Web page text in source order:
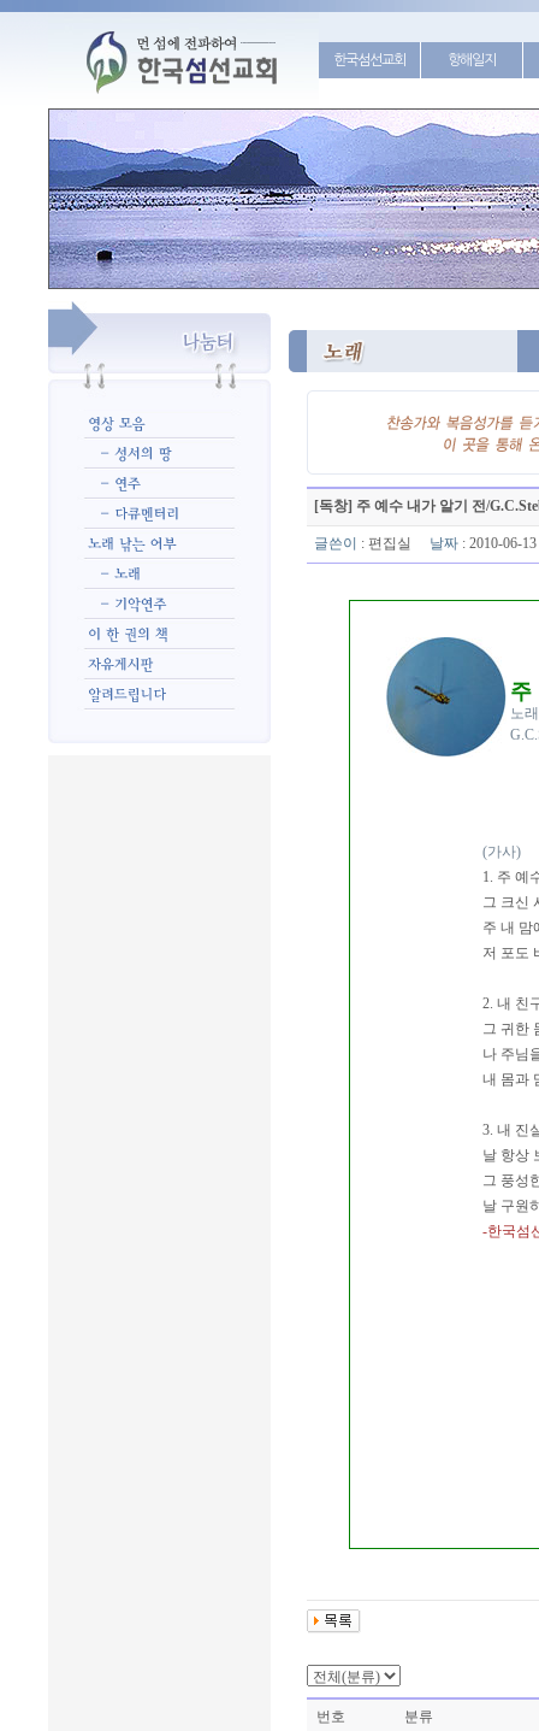
한국섬선교회 항해일지
[독창] 주 예수 내가 알기 전/
글쓴이 : 편집실 날짜 : 2010-06-
주
노
(가사)
1. 주 예
그 크신
주 내 맘
저 포도
2. 내 친
그 귀한
나 주님
내 몸과
3. 내 진
날 항상
그 풍성
날 구원
-한국섬
번호 분류